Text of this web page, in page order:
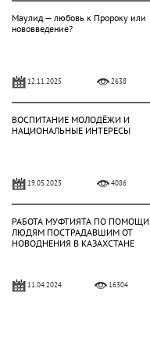
Маулид — любовь к Пророку или
нововведение?
12.11.2025 2638
ВОСПИТАНИЕ МОЛОДЁЖИ И
НАЦИОНАЛЬНЫЕ ИНТЕРЕСЫ
19.05.2025 4086
РАБОТА МУФТИЯТА ПО ПОМОЩИ
ЛЮДЯМ ПОСТРАДАВШИМ ОТ
НОВОДНЕНИЯ В КАЗАХСТАНЕ
11.04.2024 16304